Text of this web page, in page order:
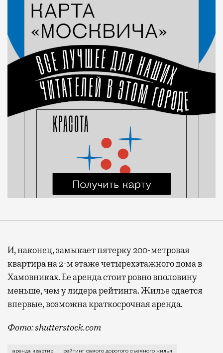
И, наконец, замыкает пятерку 200-метровая
квартира на 2-м этаже четырехэтажного дома в
Хамовниках. Ее аренда стоит ровно вполовину
меньше, чем у лидера рейтинга. Жилье сдается
впервые, возможна краткосрочная аренда.
Фото: shutterstock.com
Жить в Москве можно по-разному. Тем, кто не
аренда квартир рейтинг самого дорогого съемного жилья